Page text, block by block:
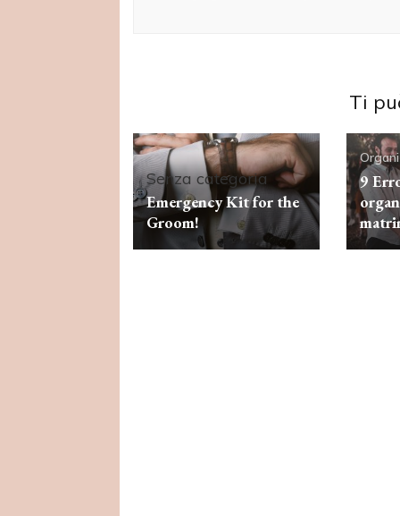
Ti
Senza categoria
Emergency Kit for the
Groom!
9